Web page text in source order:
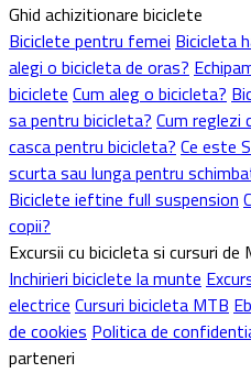
Ghid achizitionare biciclete
Biciclete pentru femei Bicicleta
alegi o bicicleta de oras?
biciclete Cum aleg o bicicleta?
sa pentru bicicleta? Cum reglezi
casca pentru bicicleta? Ce este
scurta sau lunga pentru
Biciclete ieftine full suspension
copii?
Excursii cu bicicleta si cursuri de
Inchirieri biciclete la munte
electrice Cursuri bicicleta MTB
de cookies Politica de
parteneri